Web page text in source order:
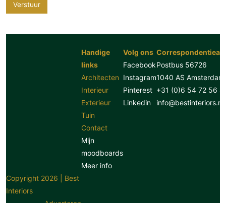
Verstuur
Handige
links
Architecten
Interieur
Exterieur
Tuin
Contact
Mijn
moodboards
Meer info
Volg ons
Facebook
Instagram
Pinterest
Linkedin
Postbus 56726
1040 AS Amsterdam
+31 (0)6 54 72 56
info@bestinteriors.nl
Copyright 2026 | Best
Interiors